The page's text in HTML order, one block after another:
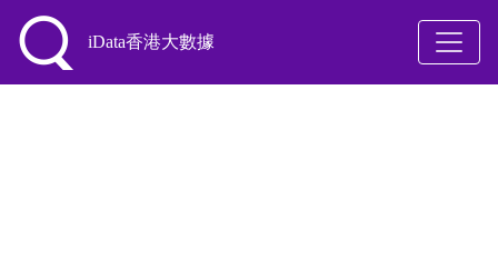
iData香港大數據